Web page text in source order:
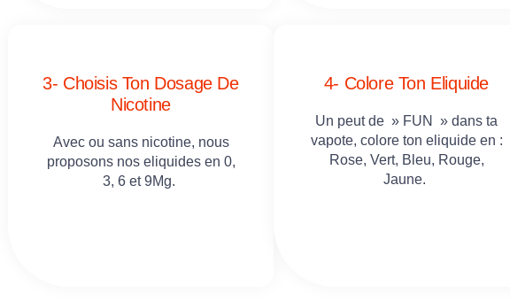
3- Choisis Ton Dosage De
Nicotine
Avec ou sans nicotine, nous
proposons nos eliquides en 0,
3, 6 et 9Mg.
4- Colore Ton Eliquide
Un peut de » FUN » dans ta
vapote, colore ton eliquide en :
Rose, Vert, Bleu, Rouge,
Jaune.